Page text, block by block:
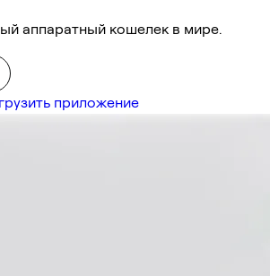
аппаратный кошелек в мире.
приложение